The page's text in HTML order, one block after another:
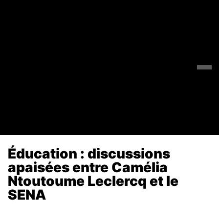
Éducation : discussions
apaisées entre Camélia
Ntoutoume Leclercq et le
SENA